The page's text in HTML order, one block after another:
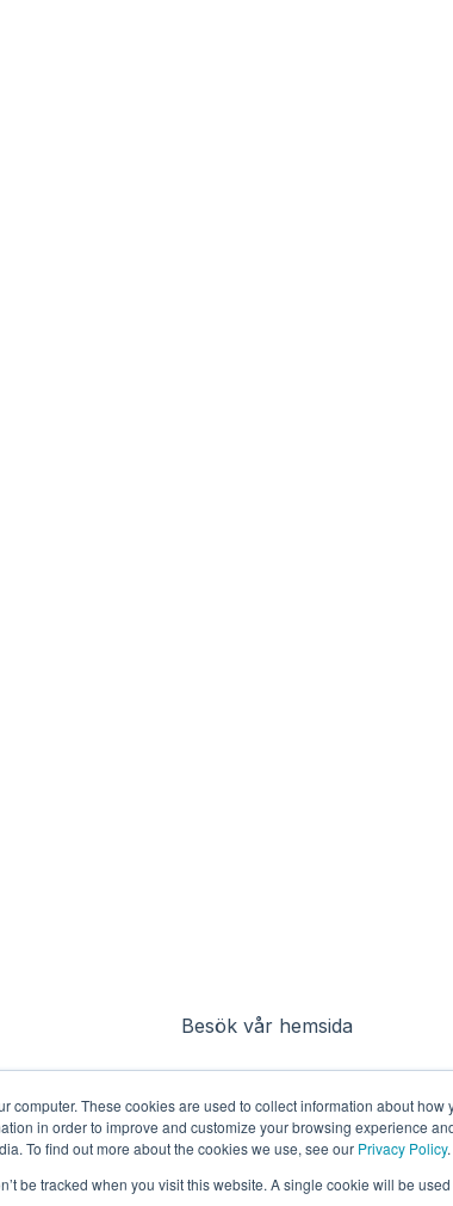
computer. These cookies are used to collect information about
in order to improve and customize your browsing experience
To find out more about the cookies we use, see our Privacy Policy.
be tracked when you visit this website. A single cookie will be
Besök vår hemsida